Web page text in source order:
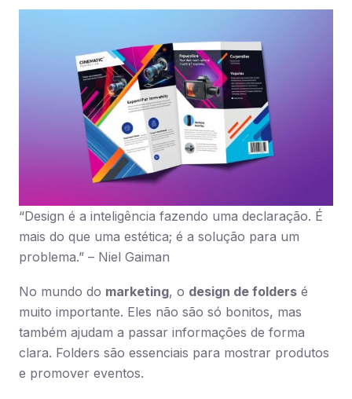
“Design é a inteligência fazendo uma declaração. É
mais do que uma estética; é a solução para um
problema.” – Niel Gaiman
No mundo do marketing, o design de folders é
muito importante. Eles não são só bonitos, mas
também ajudam a passar informações de forma
clara. Folders são essenciais para mostrar produtos
e promover eventos.